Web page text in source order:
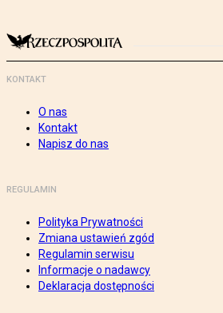
KONTAKT
O nas
Kontakt
Napisz do nas
REGULAMIN
Polityka Prywatności
Zmiana ustawień zgód
Regulamin serwisu
Informacje o nadawcy
Deklaracja dostępności